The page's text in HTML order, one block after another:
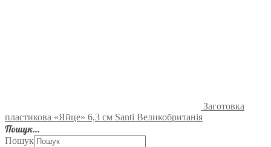
Заготовка
пластикова «Яйце» 6,3 см Santi Великобританія
Пошук…
Пошук